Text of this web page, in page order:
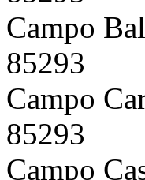
Campo
85293
Campo
85293
Campo